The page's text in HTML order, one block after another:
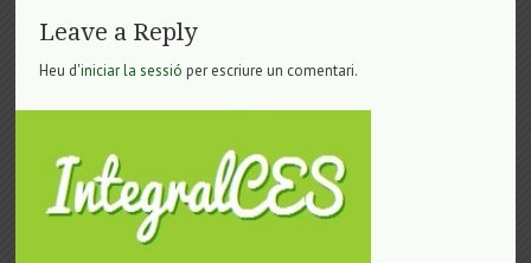
Leave a Reply
Heu d'iniciar la sessió per escriure un comentari.